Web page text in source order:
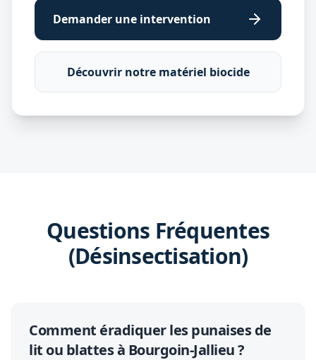
Demander une intervention
Découvrir notre matériel biocide
Questions Fréquentes
(Désinsectisation)
Comment éradiquer les punaises de
lit ou blattes à Bourgoin-Jallieu ?